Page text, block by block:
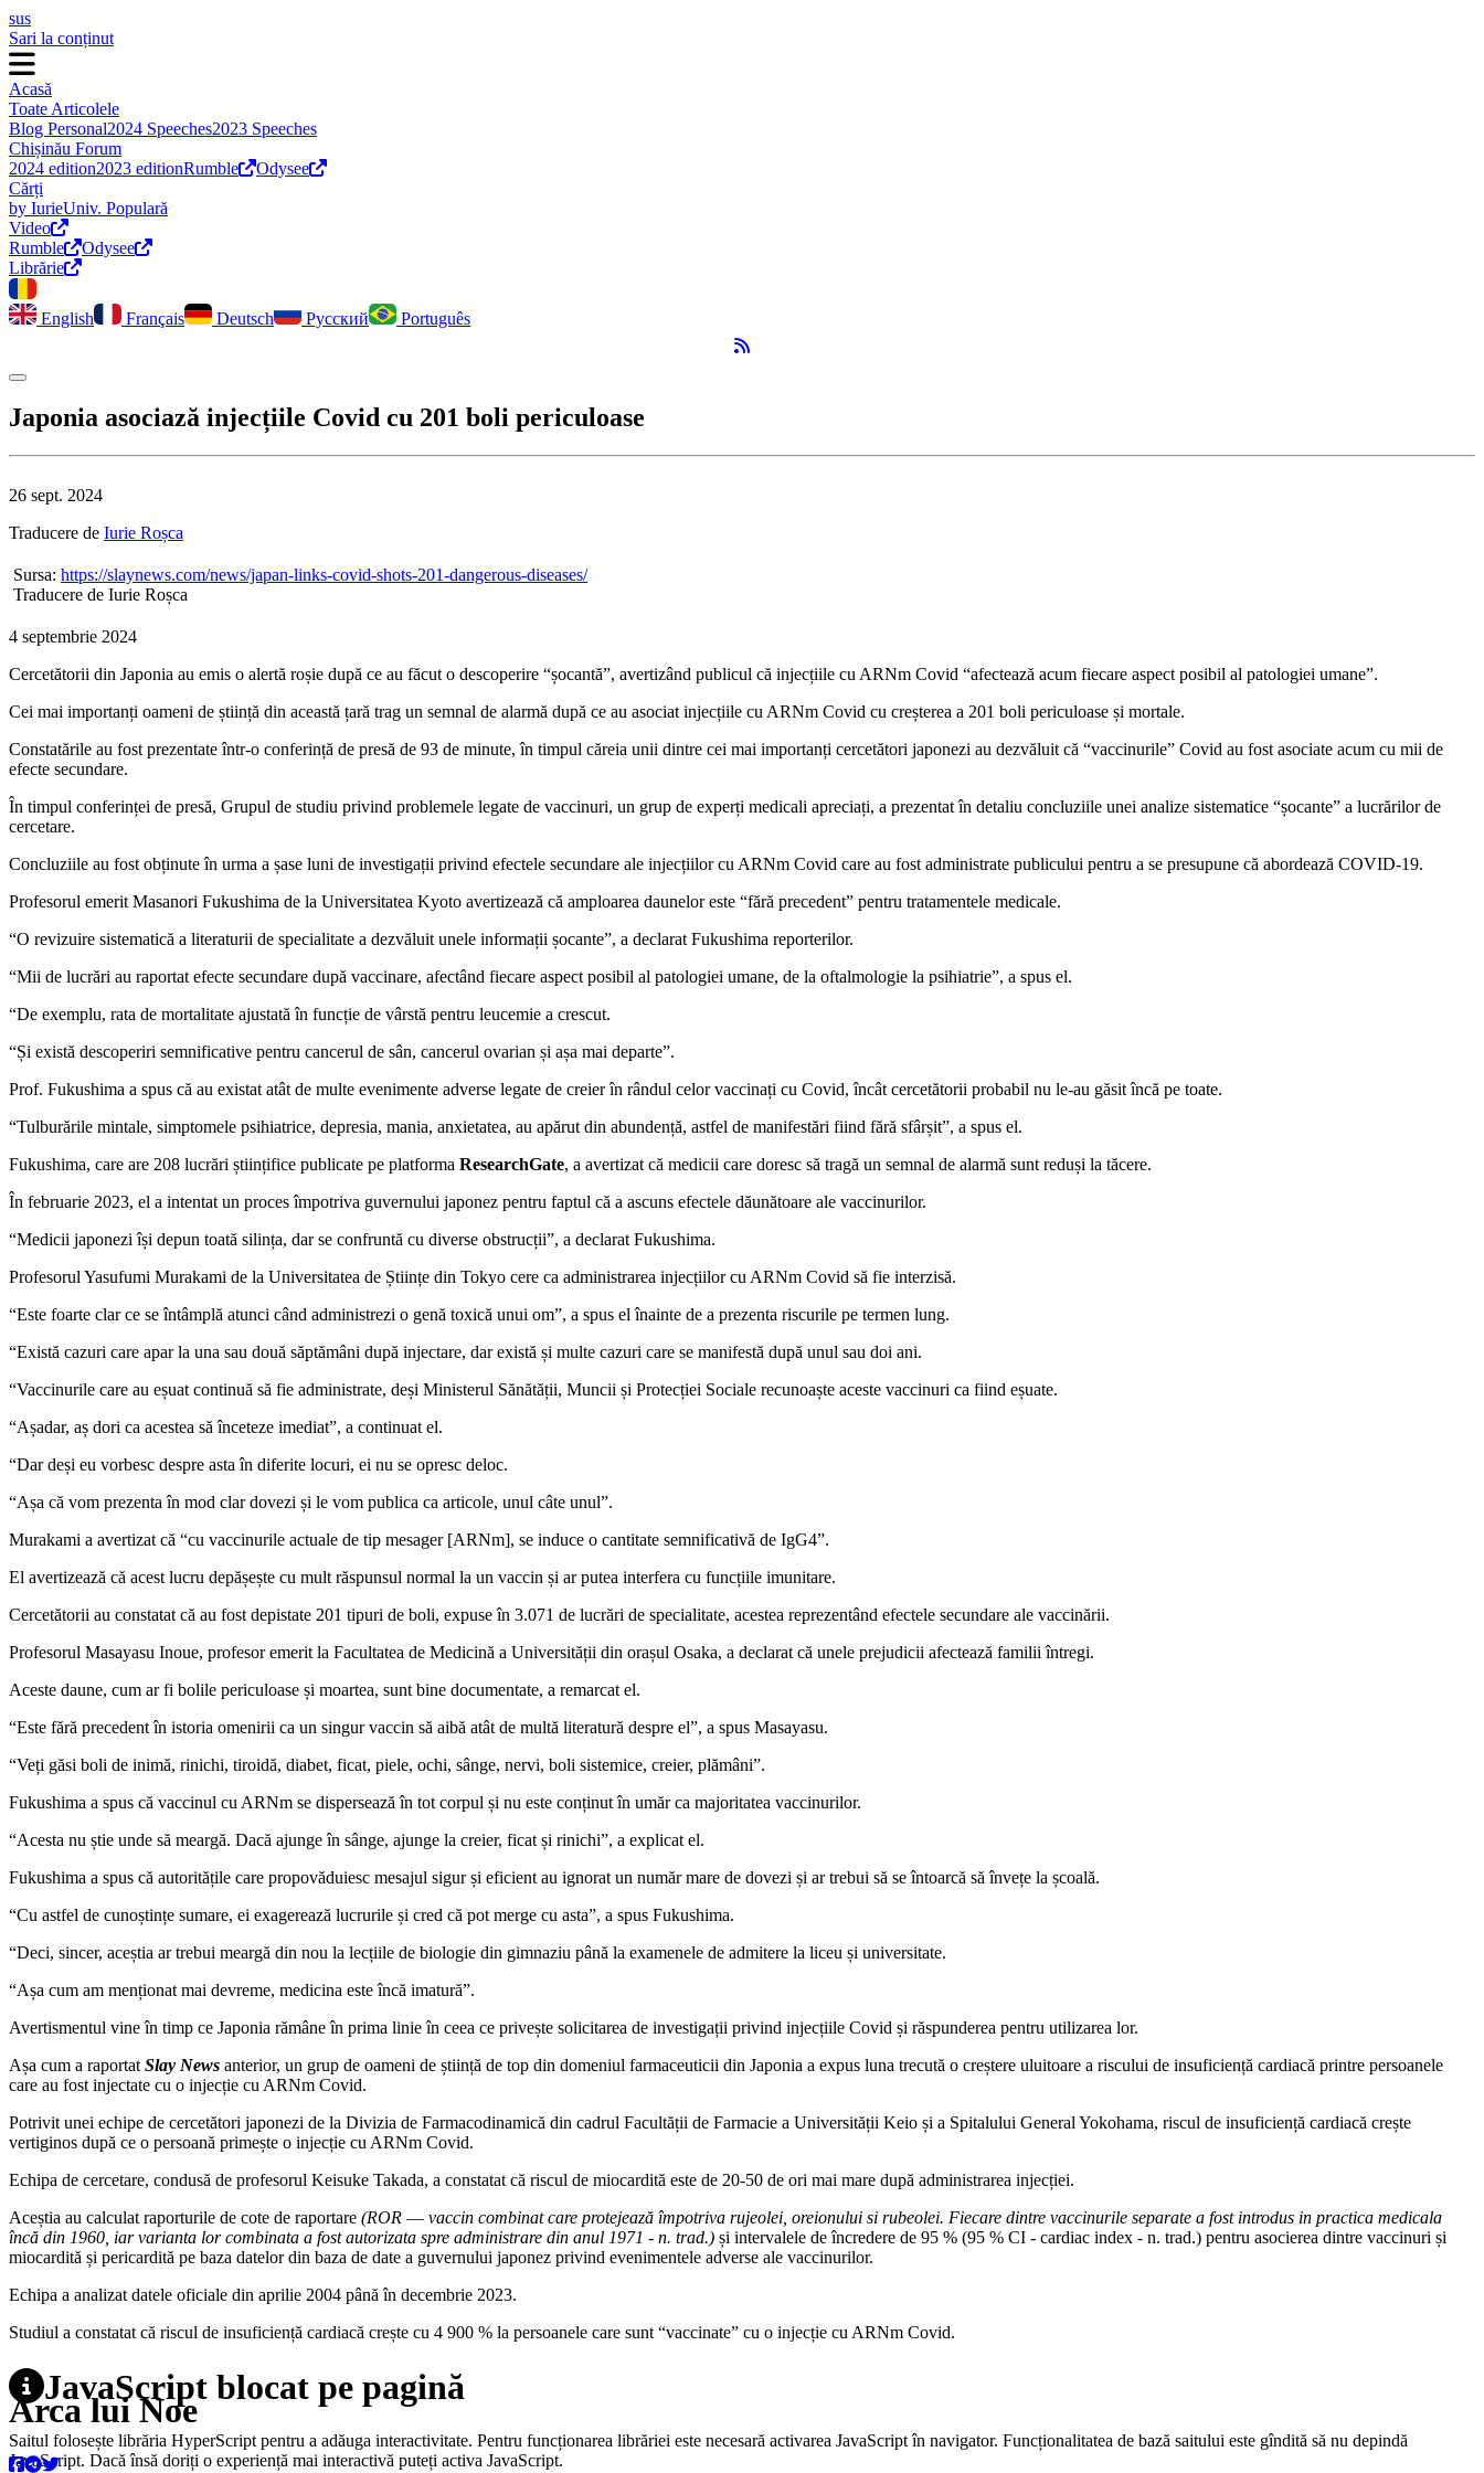
sus
Sari la conținut
Acasă
Toate Articolele
Blog Personal2024 Speeches2023 Speeches
Chișinău Forum
2024 edition2023 editionRumble
Odysee
Cărți
by IurieUniv. Populară
Video
Rumble
Odysee
Librărie
English Français Deutsch Русский
Português
Flux RSS
Comută modul întunecat
Japonia asociază injecțiile Covid cu 201 boli periculoase
26 sept. 2024
Traducere de Iurie Roșca
Sursa: https://slaynews.com/news/japan-links-covid-shots-201-dangerous-diseases/
Traducere de Iurie Roșca
4 septembrie 2024
Cercetătorii din Japonia au emis o alertă roșie după ce au făcut o descoperire “șocantă”, avertizând publicul că injecțiile cu ARNm Covid “afectează acum fiecare aspect posibil al patologiei umane”.
Cei mai importanți oameni de știință din această țară trag un semnal de alarmă după ce au asociat injecțiile cu ARNm Covid cu creșterea a 201 boli periculoase și mortale.
Constatările au fost prezentate într-o conferință de presă de 93 de minute, în timpul căreia unii dintre cei mai importanți cercetători japonezi au dezvăluit că “vaccinurile” Covid au fost asociate acum cu mii de
efecte secundare.
În timpul conferinței de presă, Grupul de studiu privind problemele legate de vaccinuri, un grup de experți medicali apreciați, a prezentat în detaliu concluziile unei analize sistematice “șocante” a lucrărilor de
cercetare.
Concluziile au fost obținute în urma a șase luni de investigații privind efectele secundare ale injecțiilor cu ARNm Covid care au fost administrate publicului pentru a se presupune că abordează COVID-19.
Profesorul emerit Masanori Fukushima de la Universitatea Kyoto avertizează că amploarea daunelor este “fără precedent” pentru tratamentele medicale.
“O revizuire sistematică a literaturii de specialitate a dezvăluit unele informații șocante”, a declarat Fukushima reporterilor.
“Mii de lucrări au raportat efecte secundare după vaccinare, afectând fiecare aspect posibil al patologiei umane, de la oftalmologie la psihiatrie”, a spus el.
“De exemplu, rata de mortalitate ajustată în funcție de vârstă pentru leucemie a crescut.
“Și există descoperiri semnificative pentru cancerul de sân, cancerul ovarian și așa mai departe”.
Prof. Fukushima a spus că au existat atât de multe evenimente adverse legate de creier în rândul celor vaccinați cu Covid, încât cercetătorii probabil nu le-au găsit încă pe toate.
“Tulburările mintale, simptomele psihiatrice, depresia, mania, anxietatea, au apărut din abundență, astfel de manifestări fiind fără sfârșit”, a spus el.
Fukushima, care are 208 lucrări științifice publicate pe platforma ResearchGate, a avertizat că medicii care doresc să tragă un semnal de alarmă sunt reduși la tăcere.
În februarie 2023, el a intentat un proces împotriva guvernului japonez pentru faptul că a ascuns efectele dăunătoare ale vaccinurilor.
“Medicii japonezi își depun toată silința, dar se confruntă cu diverse obstrucții”, a declarat Fukushima.
Profesorul Yasufumi Murakami de la Universitatea de Științe din Tokyo cere ca administrarea injecțiilor cu ARNm Covid să fie interzisă.
“Este foarte clar ce se întâmplă atunci când administrezi o genă toxică unui om”, a spus el înainte de a prezenta riscurile pe termen lung.
“Există cazuri care apar la una sau două săptămâni după injectare, dar există și multe cazuri care se manifestă după unul sau doi ani.
“Vaccinurile care au eșuat continuă să fie administrate, deși Ministerul Sănătății, Muncii și Protecției Sociale recunoaște aceste vaccinuri ca fiind eșuate.
“Așadar, aș dori ca acestea să înceteze imediat”, a continuat el.
“Dar deși eu vorbesc despre asta în diferite locuri, ei nu se opresc deloc.
“Așa că vom prezenta în mod clar dovezi și le vom publica ca articole, unul câte unul”.
Murakami a avertizat că “cu vaccinurile actuale de tip mesager [ARNm], se induce o cantitate semnificativă de IgG4”.
El avertizează că acest lucru depășește cu mult răspunsul normal la un vaccin și ar putea interfera cu funcțiile imunitare.
Cercetătorii au constatat că au fost depistate 201 tipuri de boli, expuse în 3.071 de lucrări de specialitate, acestea reprezentând efectele secundare ale vaccinării.
Profesorul Masayasu Inoue, profesor emerit la Facultatea de Medicină a Universității din orașul Osaka, a declarat că unele prejudicii afectează familii întregi.
Aceste daune, cum ar fi bolile periculoase și moartea, sunt bine documentate, a remarcat el.
“Este fără precedent în istoria omenirii ca un singur vaccin să aibă atât de multă literatură despre el”, a spus Masayasu.
“Veți găsi boli de inimă, rinichi, tiroidă, diabet, ficat, piele, ochi, sânge, nervi, boli sistemice, creier, plămâni”.
Fukushima a spus că vaccinul cu ARNm se dispersează în tot corpul și nu este conținut în umăr ca majoritatea vaccinurilor.
“Acesta nu știe unde să meargă. Dacă ajunge în sânge, ajunge la creier, ficat și rinichi”, a explicat el.
Fukushima a spus că autoritățile care propovăduiesc mesajul sigur și eficient au ignorat un număr mare de dovezi și ar trebui să se întoarcă să învețe la școală.
“Cu astfel de cunoștințe sumare, ei exagerează lucrurile și cred că pot merge cu asta”, a spus Fukushima.
“Deci, sincer, aceștia ar trebui meargă din nou la lecțiile de biologie din gimnaziu până la examenele de admitere la liceu și universitate.
“Așa cum am menționat mai devreme, medicina este încă imatură”.
Avertismentul vine în timp ce Japonia rămâne în prima linie în ceea ce privește solicitarea de investigații privind injecțiile Covid și răspunderea pentru utilizarea lor.
Așa cum a raportat Slay News anterior, un grup de oameni de știință de top din domeniul farmaceuticii din Japonia a expus luna trecută o creștere uluitoare a riscului de insuficiență cardiacă printre persoanele
care au fost injectate cu o injecție cu ARNm Covid.
Potrivit unei echipe de cercetători japonezi de la Divizia de Farmacodinamică din cadrul Facultății de Farmacie a Universității Keio și a Spitalului General Yokohama, riscul de insuficiență cardiacă crește
vertiginos după ce o persoană primește o injecție cu ARNm Covid.
Echipa de cercetare, condusă de profesorul Keisuke Takada, a constatat că riscul de miocardită este de 20-50 de ori mai mare după administrarea injecției.
Aceștia au calculat raporturile de cote de raportare (ROR ― vaccin combinat care protejează împotriva rujeolei, oreionului si rubeolei. Fiecare dintre vaccinurile separate a fost introdus in practica medicala
încă din 1960, iar varianta lor combinata a fost autorizata spre administrare din anul 1971 - n. trad.) și intervalele de încredere de 95 % (95 % CI - cardiac index - n. trad.) pentru asocierea dintre vaccinuri și
miocardită și pericardită pe baza datelor din baza de date a guvernului japonez privind evenimentele adverse ale vaccinurilor.
Echipa a analizat datele oficiale din aprilie 2004 până în decembrie 2023.
Studiul a constatat că riscul de insuficiență cardiacă crește cu 4 900 % la persoanele care sunt “vaccinate” cu o injecție cu ARNm Covid.
JavaScript blocat pe pagină
Saitul folosește librăria HyperScript pentru a adăuga interactivitate. Pentru funcționarea librăriei este necesară activarea JavaScript în navigator. Funcționalitatea de bază saitului este gîndită să nu depindă
JavaScript. Dacă însă doriți o experiență mai interactivă puteți activa JavaScript.
Arca lui Noe